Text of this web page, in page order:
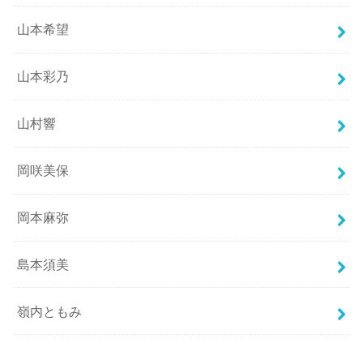
山本希望
山本彩乃
山村響
岡咲美保
岡本麻弥
島本須美
嶺内ともみ